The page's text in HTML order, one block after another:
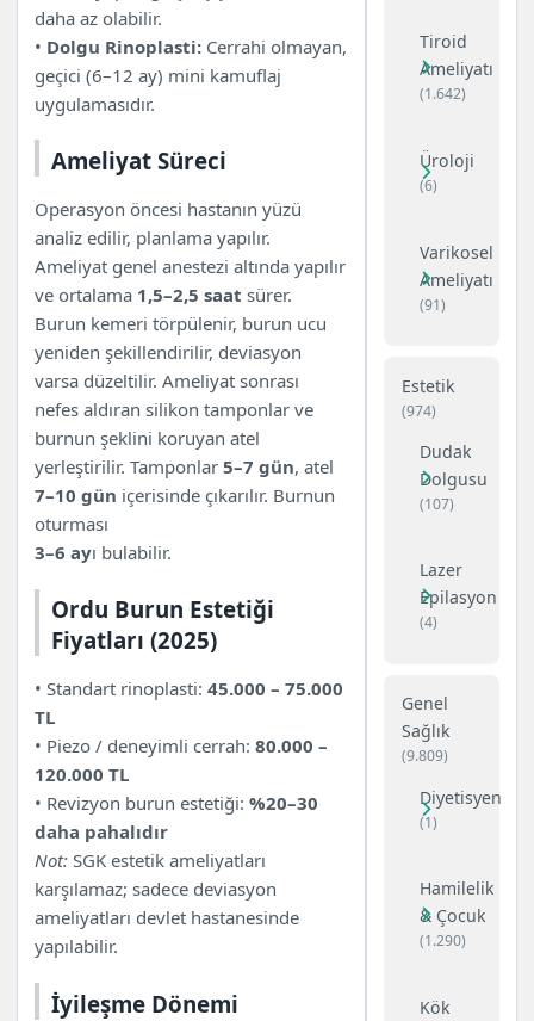
daha az olabilir.
• Dolgu Rinoplasti: Cerrahi olmayan,
geçici (6–12 ay) mini kamuflaj
uygulamasıdır.
Ameliyat Süreci
Operasyon öncesi hastanın yüzü
analiz edilir, planlama yapılır.
Ameliyat genel anestezi altında yapılır
ve ortalama 1,5–2,5 saat sürer.
Burun kemeri törpülenir, burun ucu
yeniden şekillendirilir, deviasyon
varsa düzeltilir. Ameliyat sonrası
nefes aldıran silikon tamponlar ve
burnun şeklini koruyan atel
yerleştirilir. Tamponlar5–7 gün, atel
7–10 gün içerisinde çıkarılır. Burnun
oturması
3–6 ayı bulabilir.
Ordu Burun Estetiği
Fiyatları (2025)
• Standart rinoplasti:45.000 – 75.000
TL
• Piezo / deneyimli cerrah:80.000 –
120.000 TL
• Revizyon burun estetiği:%20–30
daha pahalıdır
Not: SGK estetik ameliyatları
karşılamaz; sadece deviasyon
ameliyatları devlet hastanesinde
yapılabilir.
İyileşme Dönemi
Tiroid
Ameliyatı
(1.642)
Üroloji
(6)
Varikosel
Ameliyatı
(91)
Estetik
(974)
Dudak
Dolgusu
(107)
Lazer
Epilasyon
(4)
Genel
Sağlık
(9.809)
Diyetisyen
(1)
Hamilelik
& Çocuk
(1.290)
Kök